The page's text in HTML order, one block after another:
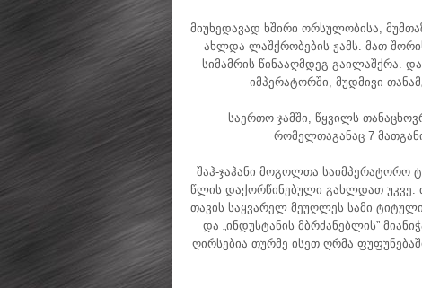
მიუხედავად ხშირი ორსულობისა,
ახლდა ლაშქრობების ჟამს. მათ
სიმამრის წინააღმდეგ გაილაშქრა.
იმპერატორში, მუდმივი
საერთო ჯამში, წყვილს
რომელთაგანაც 7
შაჰ-ჯაჰანი მოგოლთა საიმპერატორო
წლის დაქორწინებული გახლდათ უკვე.
თავის საყვარელ მეუღლეს სამი
და „ინდუსტანის მბრძანებლის”
ღირსებია თურმე ისეთ ღრმა